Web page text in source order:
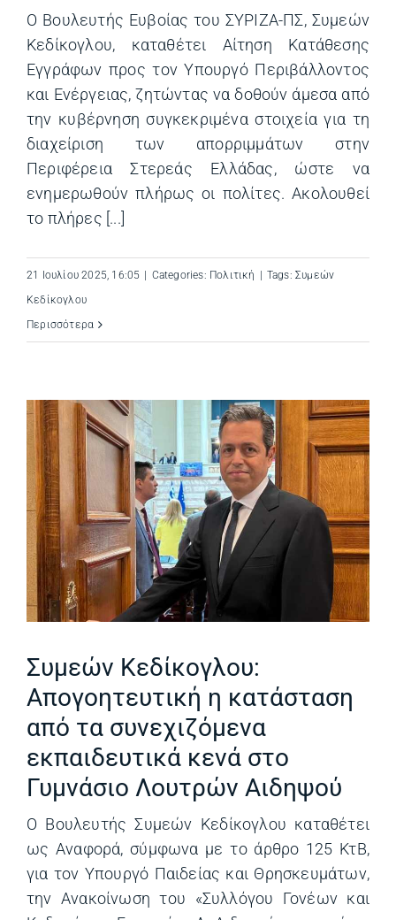
Ο Βουλευτής Ευβοίας του ΣΥΡΙΖΑ-ΠΣ, Συμεών
Κεδίκογλου, καταθέτει Αίτηση Κατάθεσης
Εγγράφων προς τον Υπουργό Περιβάλλοντος
και Ενέργειας, ζητώντας να δοθούν άμεσα από
την κυβέρνηση συγκεκριμένα στοιχεία για τη
διαχείριση των απορριμμάτων στην
Περιφέρεια Στερεάς Ελλάδας, ώστε να
ενημερωθούν πλήρως οι πολίτες. Ακολουθεί
το πλήρες [...]
21 Ιουλίου 2025, 16:05 Categories: Πολιτική Tags:Συμεών
Κεδίκογλου
Περισσότερα
Συμεών Κεδίκογλου:
Απογοητευτική η κατάσταση
από τα συνεχιζόμενα
εκπαιδευτικά κενά στο
Γυμνάσιο Λουτρών Αιδηψού
Ο Βουλευτής Συμεών Κεδίκογλου καταθέτει
ως Αναφορά, σύμφωνα με το άρθρο 125 ΚτΒ,
για τον Υπουργό Παιδείας και Θρησκευμάτων,
την Ανακοίνωση του «Συλλόγου Γονέων και